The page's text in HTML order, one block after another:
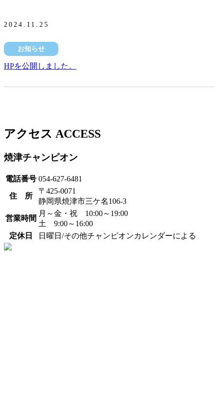
2024.11.25
お知らせ
HPを公開しました。
アクセス ACCESS
焼津チャンピオン
電話番号 054-627-6481
住 所
〒425-0071
静岡県焼津市三ケ名106-3
営業時間
月～金・祝 10:00～19:00
土 9:00～16:00
定休日
日曜日/その他チャンピオンカレンダーによる